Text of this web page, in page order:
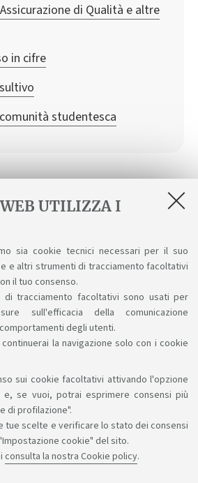
UTILIZZA I
sia cookie tecnici necessari per il suo
e altri strumenti di tracciamento facoltativi
il tuo consenso.
tracciamento facoltativi sono usati per
sull'efficacia della comunicazione
degli utenti.
la navigazione solo con i cookie
sui cookie facoltativi attivando l'opzione
e, se vuoi, potrai esprimere consensi più
di profilazione".
tue scelte e verificare lo stato dei consensi
cookie" del sito.
consulta la nostra Cookie policy.
di Qualità e altre
in cifre
studentesca
del Corso di Studio -
d'Ateneo
il diritto alla conoscenza
Seguici su: